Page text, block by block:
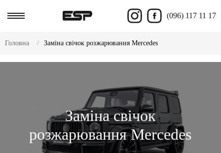
(096) 117 11 17
Головна Заміна свічок розжарювання Mercedes
Заміна свічок
розжарювання Mercedes